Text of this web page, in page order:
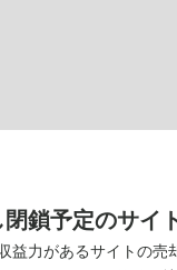
閉鎖予定のサイ
収益力があるサイトの売